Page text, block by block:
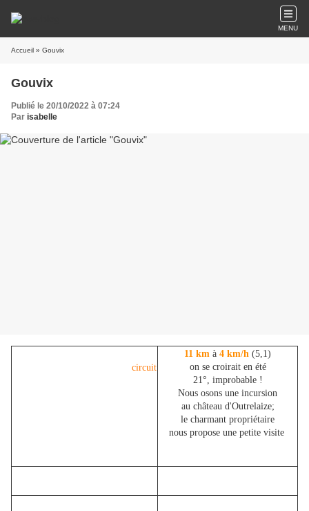
MENU
Accueil » Gouvix
Gouvix
Publié le 20/10/2022 à 07:24
Par isabelle
circuit
11 km à 4 km/h (5,1)
on se croirait en été
21°, improbable !
Nous osons une incursion
au château d'Outrelaize;
le charmant propriétaire
nous propose une petite visite